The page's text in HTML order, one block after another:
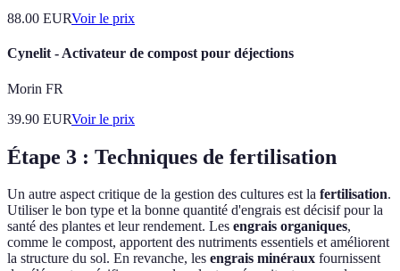
88.00 EURVoir le prix
Cynelit - Activateur de compost pour déjections
Morin FR
39.90 EURVoir le prix
Étape 3 : Techniques de fertilisation
Un autre aspect critique de la gestion des cultures est la fertilisation.
Utiliser le bon type et la bonne quantité d'engrais est décisif pour la
santé des plantes et leur rendement. Les engrais organiques,
comme le compost, apportent des nutriments essentiels et améliorent
la structure du sol. En revanche, les engrais minéraux fournissent